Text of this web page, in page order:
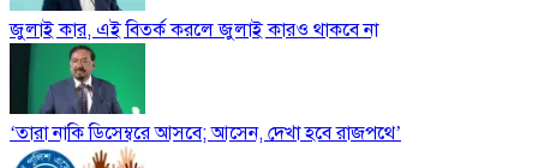
জুলাই কার, এই বিতর্ক করলে জুলাই কারও থাকবে না
‘তারা নাকি ডিসেম্বরে আসবে; আসেন, দেখা হবে রাজপথে’